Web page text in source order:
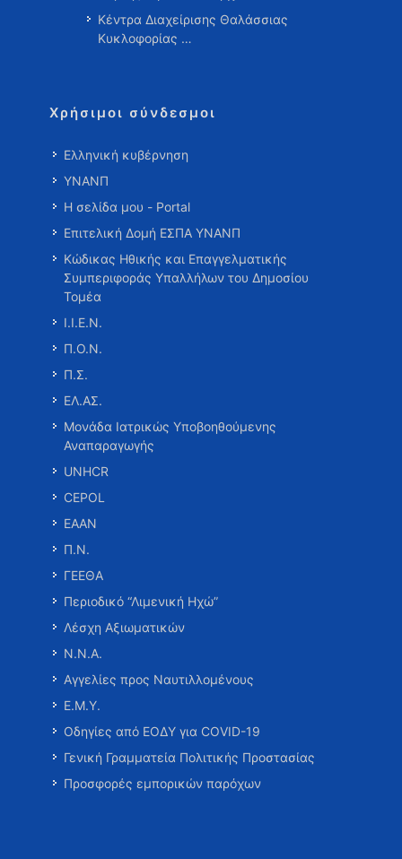
Κέντρα Διαχείρισης Θαλάσσιας
Κυκλοφορίας …
Χρήσιμοι σύνδεσμοι
Ελληνική κυβέρνηση
ΥΝΑΝΠ
Η σελίδα μου - Portal
Επιτελική Δομή ΕΣΠΑ ΥΝΑΝΠ
Κώδικας Ηθικής και Επαγγελματικής
Συμπεριφοράς Υπαλλήλων του Δημοσίου
Τομέα
Ι.Ι.Ε.Ν.
Π.Ο.Ν.
Π.Σ.
ΕΛ.ΑΣ.
Μονάδα Ιατρικώς Υποβοηθούμενης
Αναπαραγωγής
UNHCR
CEPOL
ΕΑΑΝ
Π.Ν.
ΓΕΕΘΑ
Περιοδικό “Λιμενική Ηχώ”
Λέσχη Αξιωματικών
Ν.Ν.Α.
Αγγελίες προς Ναυτιλλομένους
Ε.Μ.Υ.
Οδηγίες από ΕΟΔΥ για COVID-19
Γενική Γραμματεία Πολιτικής Προστασίας
Προσφορές εμπορικών παρόχων